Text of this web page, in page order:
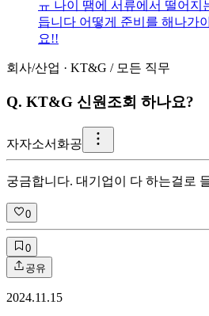
ㅠ 나이 땜에 서류에서 떨어지
듭니다 어떻게 준비를 해나가
요!!
회사/산업 · KT&G / 모든 직무
Q. KT&G 신원조회 하나요?
자자소서화공
궁금합니다. 대기업이 다 하는걸로
0
0
공유
2024.11.15